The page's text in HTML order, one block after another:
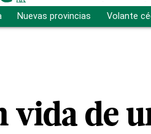
Nuevas provincias Volante
vida de